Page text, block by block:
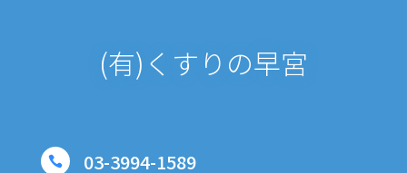
(有)くすりの早宮
 03-3994-1589